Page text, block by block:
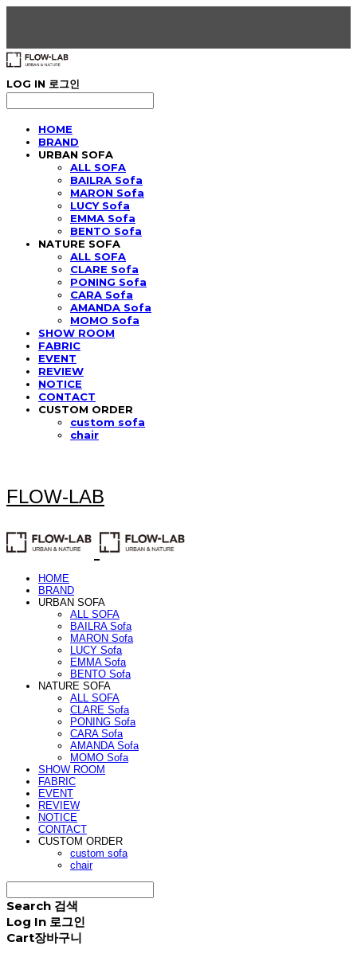
LOG IN 로그인
HOME
BRAND
URBAN SOFA
ALL SOFA
BAILRA Sofa
MARON Sofa
LUCY Sofa
EMMA Sofa
BENTO Sofa
NATURE SOFA
ALL SOFA
CLARE Sofa
PONING Sofa
CARA Sofa
AMANDA Sofa
MOMO Sofa
SHOW ROOM
FABRIC
EVENT
REVIEW
NOTICE
CONTACT
CUSTOM ORDER
custom sofa
chair
FLOW-LAB
HOME
BRAND
URBAN SOFA
ALL SOFA
BAILRA Sofa
MARON Sofa
LUCY Sofa
EMMA Sofa
BENTO Sofa
NATURE SOFA
ALL SOFA
CLARE Sofa
PONING Sofa
CARA Sofa
AMANDA Sofa
MOMO Sofa
SHOW ROOM
FABRIC
EVENT
REVIEW
NOTICE
CONTACT
CUSTOM ORDER
custom sofa
chair
Search 검색
Log In 로그인
Cart장바구니